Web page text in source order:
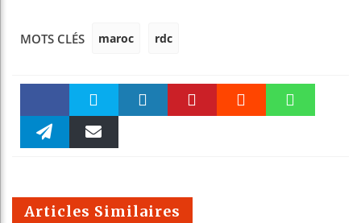
MOTS CLÉS maroc rdc
Faceboo Twitter
m
Articles Similaires